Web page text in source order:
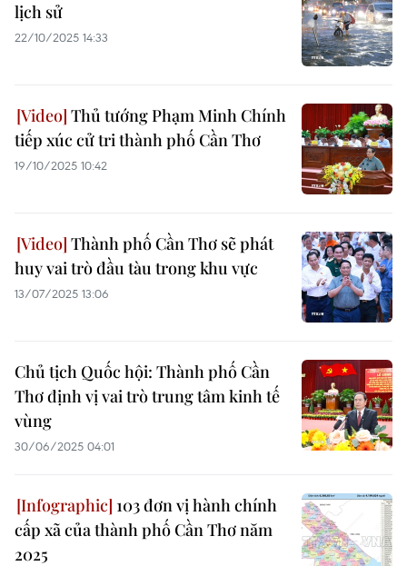
lịch sử
22/10/2025 14:33
Thủ tướng Phạm Minh Chính
tiếp xúc cử tri thành phố Cần Thơ
19/10/2025 10:42
Thành phố Cần Thơ sẽ phát
huy vai trò đầu tàu trong khu vực
13/07/2025 13:06
Chủ tịch Quốc hội: Thành phố Cần
Thơ định vị vai trò trung tâm kinh tế
vùng
30/06/2025 04:01
103 đơn vị hành chính
cấp xã của thành phố Cần Thơ năm
2025